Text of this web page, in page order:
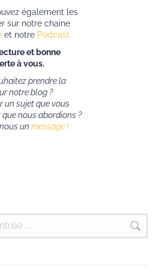
également les
sur notre chaine
et notre Podcast
et bonne
à vous.
prendre la
notre blog ?
un sujet que vous
que nous abordions ?
un message !